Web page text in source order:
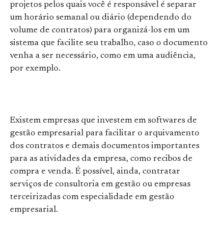
projetos pelos quais você é responsável é separar
um horário semanal ou diário (dependendo do
volume de contratos) para organizá-los em um
sistema que facilite seu trabalho, caso o documento
venha a ser necessário, como em uma audiência,
por exemplo.
Existem empresas que investem em softwares de
gestão empresarial para facilitar o arquivamento
dos contratos e demais documentos importantes
para as atividades da empresa, como recibos de
compra e venda. É possível, ainda, contratar
serviços de consultoria em gestão ou empresas
terceirizadas com especialidade em gestão
empresarial.